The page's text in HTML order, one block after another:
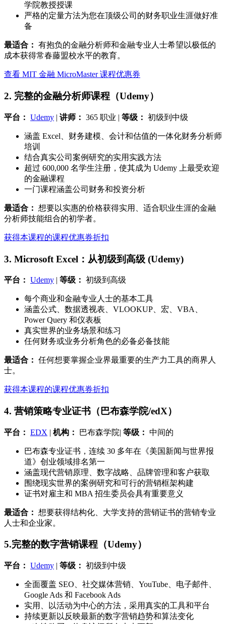
学院教授授课
严格的定量方法为您在顶级公司的财务职业生涯做好准
备
最适合： 有抱负的金融分析师和金融专业人士希望以极低的
成本获得常春藤盟校水平的教育。
查看 MIT 金融 MicroMaster 课程优惠券
2. 完整的金融分析师课程（Udemy）
平台： Udemy | 讲师： 365 职业 | 等级： 初级到中级
涵盖 Excel、财务建模、会计和估值的一体化财务分析师
培训
结合真实公司案例研究的实用实践方法
超过 600,000 名学生注册，使其成为 Udemy 上最受欢迎
的金融课程
一门课程涵盖公司财务和投资分析
最适合： 想要以实惠的价格获得实用、适合职业生涯的金融
分析师技能组合的初学者。
获得本课程的课程优惠券折扣
3. Microsoft Excel：从初级到高级 (Udemy)
平台： Udemy | 等级： 初级到高级
每个商业和金融专业人士的基本工具
涵盖公式、数据透视表、VLOOKUP、宏、VBA、
Power Query 和仪表板
真实世界的业务场景和练习
任何财务或业务分析角色的必备必备技能
最适合： 任何想要掌握企业界最重要的生产力工具的商界人
士。
获得本课程的课程优惠券折扣
4. 营销策略专业证书（巴布森学院/edX）
平台： EDX | 机构： 巴布森学院| 等级： 中间的
巴布森专业证书，连续 30 多年在《美国新闻与世界报
道》创业领域排名第一
涵盖现代营销原理、数字战略、品牌管理和客户获取
围绕现实世界的案例研究和可行的营销框架构建
证书对雇主和 MBA 招生委员会具有重要意义
最适合： 想要获得结构化、大学支持的营销证书的营销专业
人士和企业家。
5.完整的数字营销课程（Udemy）
平台： Udemy | 等级： 初级到中级
全面覆盖 SEO、社交媒体营销、YouTube、电子邮件、
Google Ads 和 Facebook Ads
实用、以活动为中心的方法，采用真实的工具和平台
持续更新以反映最新的数字营销趋势和算法变化